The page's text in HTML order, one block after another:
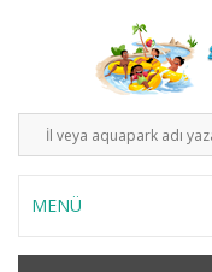
MENÜ